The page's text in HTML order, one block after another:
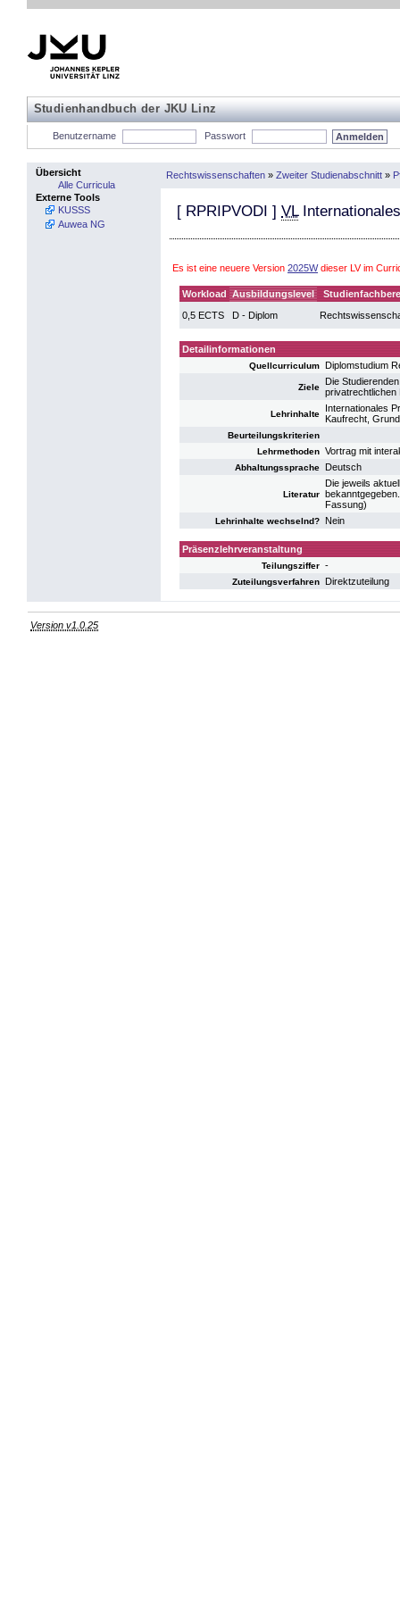
Studienhandbuch der JKU Linz
Benutzername Passwort
Übersicht
Alle Curricula
Externe Tools
KUSSS
Auwea NG
Rechtswissenschaften » Zweiter Studienabschnitt »
[ RPRIPVODI ] VL
Es ist eine neuere Version 2025Wdieser LV im
Workload Ausbildungslevel
0,5 ECTS
D - Diplom
Detailinformationen
Quellcurriculum Diplomstudium
Ziele
Die
privatrechtlichen
Lehrinhalte
Internationales
Kaufrecht,
Beurteilungskriterien
Lehrmethoden Vortrag mit
Abhaltungssprache Deutsch
Literatur
Die jeweils
Fassung)
Lehrinhalte wechselnd? Nein
Präsenzlehrveranstaltung
Teilungsziffer -
Zuteilungsverfahren Direktzuteilung
Version v1.0.25